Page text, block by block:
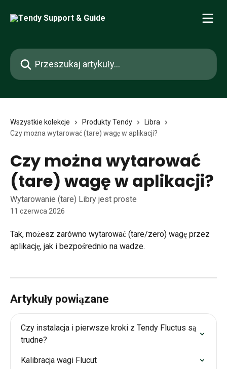
Przeszukaj artykuły...
Wszystkie kolekcje Produkty Tendy
Libra
Czy można wytarować (tare) wagę w aplikacji?
Czy można wytarować
(tare) wagę w aplikacji?
Wytarowanie (tare) Libry jest proste
11 czerwca 2026
Tak, możesz zarówno wytarować (tare/zero) wagę przez
aplikację, jak i bezpośrednio na wadze.
Artykuły powiązane
Czy instalacja i pierwsze kroki z Tendy Fluctus są
trudne?
Kalibracja wagi Flucut